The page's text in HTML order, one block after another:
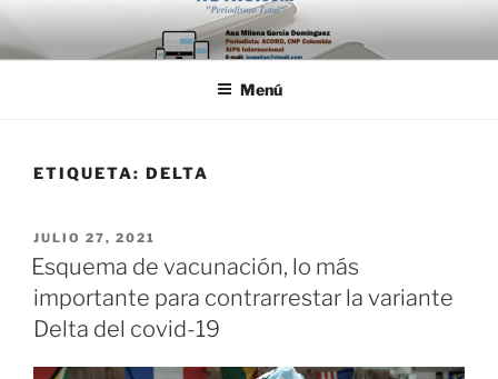
Saltar
al
contenido
Menú
ETIQUETA: DELTA
PUBLICADO
EL
JULIO 27, 2021
Esquema de vacunación, lo más
importante para contrarrestar la variante
Delta del covid-19